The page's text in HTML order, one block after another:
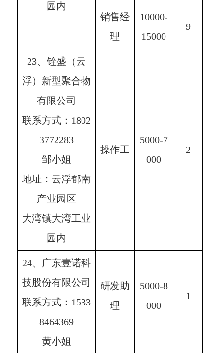
园内
销售经
理
10000-
15000
9
23、铨盛（云
浮）新型聚合物
有限公司
联系方式：1802
3772283
邹小姐
地址：云浮郁南
产业园区
大湾镇大湾工业
园内
操作工
5000-7
000
2
24、广东壹诺科
技股份有限公司
联系方式：1533
8464369
黄小姐
研发助
理
5000-8
000
1